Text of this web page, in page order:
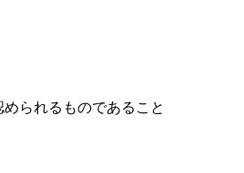
られるものであること